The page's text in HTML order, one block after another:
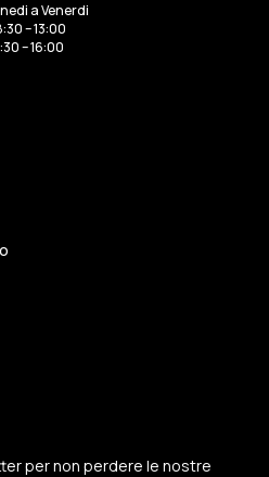
a Venerdi
– 13:00
– 16:00
per non perdere le nostre